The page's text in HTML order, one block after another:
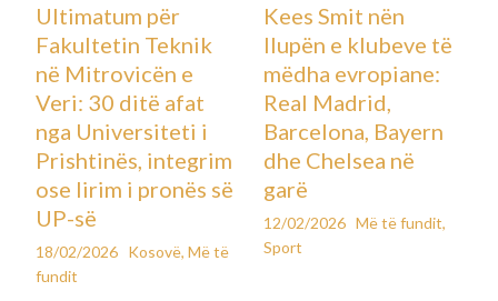
Ultimatum për
Fakultetin Teknik
në Mitrovicën e
Veri: 30 ditë afat
nga Universiteti i
Prishtinës, integrim
ose lirim i pronës së
UP-së
18/02/2026 Kosovë,Më të
fundit
Kees Smit nën
llupën e klubeve të
mëdha evropiane:
Real Madrid,
Barcelona, Bayern
dhe Chelsea në
garë
12/02/2026 Më të fundit,
Sport